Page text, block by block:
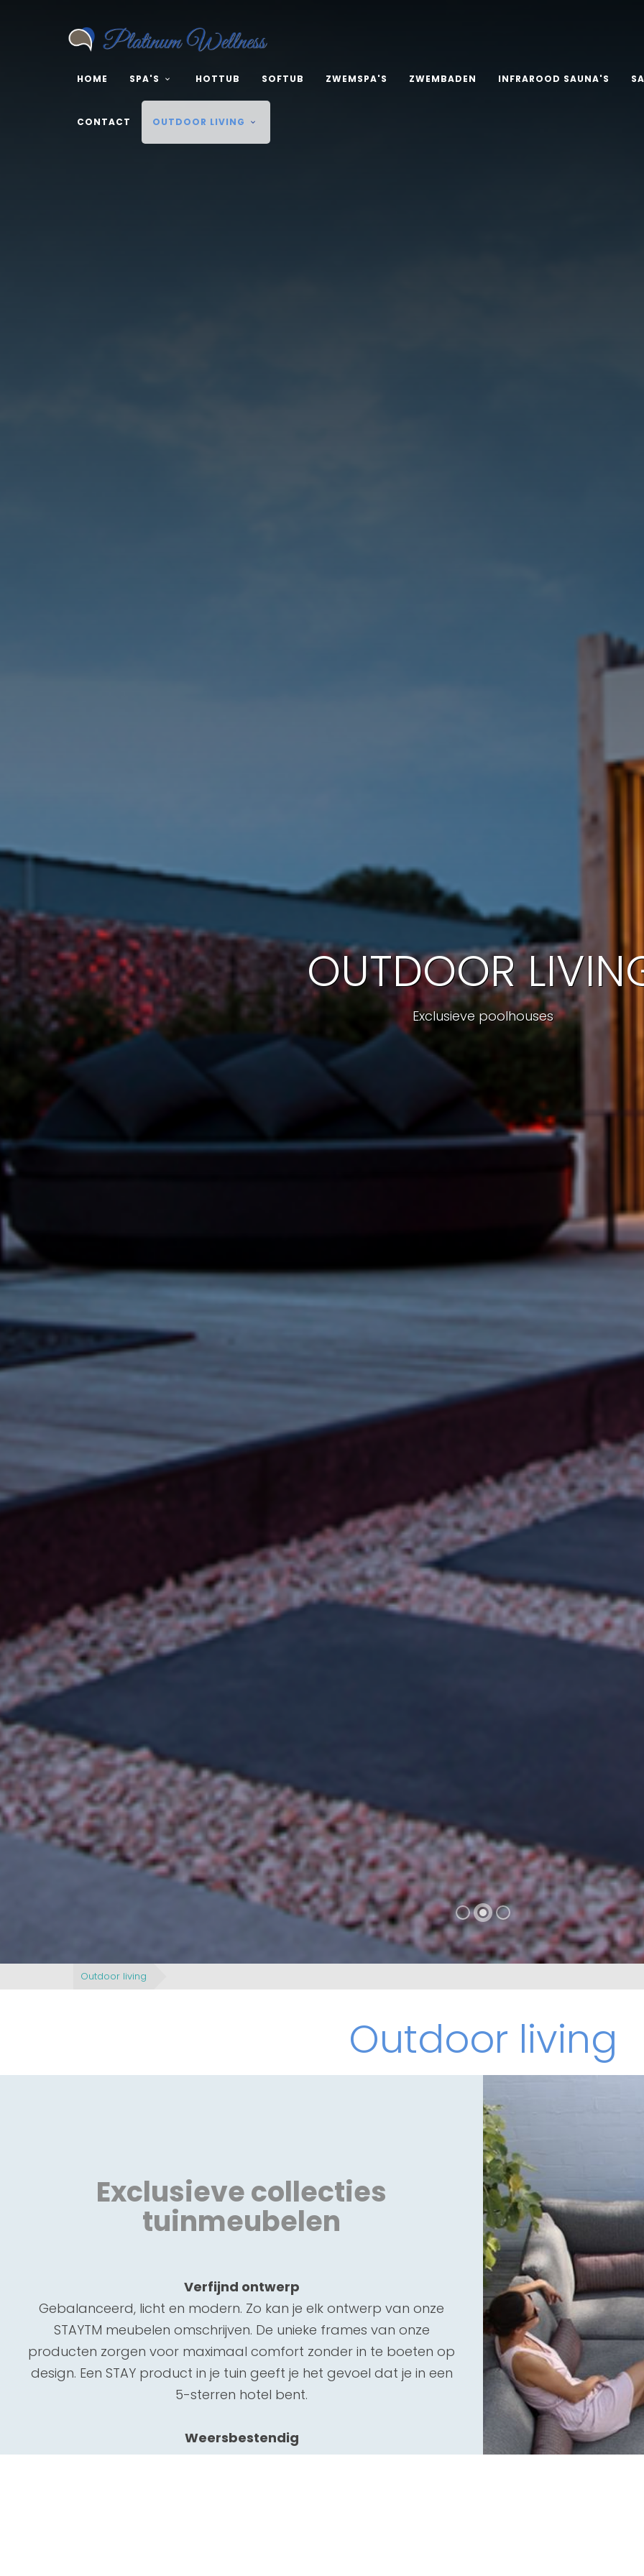
HOME SPA'S HOTTUB SOFTUB ZWEMSPA'S ZWEMBADEN INFRAROOD SAUNA'S
CONTACT OUTDOOR LIVING
OUTDOOR
Exclusieve poolhouses
Outdoor living
Outdoor living
Exclusieve collecties
tuinmeubelen
Verfijnd ontwerp
Gebalanceerd, licht en modern. Zo kan je elk ontwerp van onze
STAYTM meubelen omschrijven. De unieke frames van onze
producten zorgen voor maximaal comfort zonder in te boeten op
design. Een STAY product in je tuin geeft je het gevoel dat je in een
5-sterren hotel bent.
Weersbestendig
Je STAY meubelen zijn bekleed met de unieke Sunbrella® of